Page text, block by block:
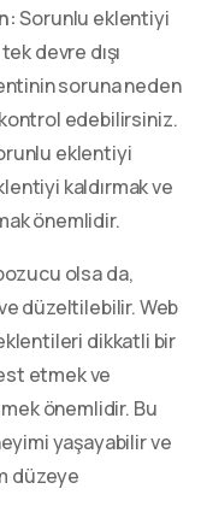
Sorunlu eklentiyi
devre dışı
soruna neden
edebilirsiniz.
eklentiyi
kaldırmak ve
önemlidir.
olsa da,
düzeltilebilir. Web
dikkatli bir
etmek ve
önemlidir. Bu
yaşayabilir ve
düzeye